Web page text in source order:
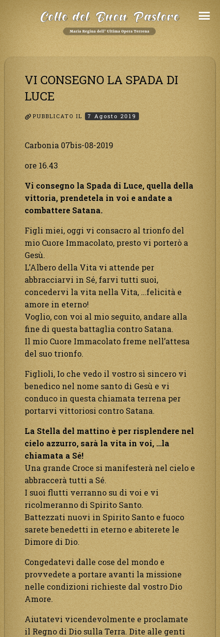
VI CONSEGNO LA SPADA DI
LUCE
PUBBLICATO IL 7 Agosto 2019
Carbonia 07bis-08-2019
ore 16.43
Vi consegno la Spada di Luce, quella della
vittoria, prendetela in voi e andate a
combattere Satana.
Figli miei, oggi vi consacro al trionfo del
mio Cuore Immacolato, presto vi porterò a
Gesù.
L’Albero della Vita vi attende per
abbracciarvi in Sé, farvi tutti suoi,
concedervi la vita nella Vita, …felicità e
amore in eterno!
Voglio, con voi al mio seguito, andare alla
fine di questa battaglia contro Satana.
Il mio Cuore Immacolato freme nell’attesa
del suo trionfo.
Figlioli, Io che vedo il vostro sì sincero vi
benedico nel nome santo di Gesù e vi
conduco in questa chiamata terrena per
portarvi vittoriosi contro Satana.
La Stella del mattino è per risplendere nel
cielo azzurro, sarà la vita in voi, …la
chiamata a Sé!
Una grande Croce si manifesterà nel cielo e
abbraccerà tutti a Sé.
I suoi flutti verranno su di voi e vi
ricolmeranno di Spirito Santo.
Battezzati nuovi in Spirito Santo e fuoco
sarete benedetti in eterno e abiterete le
Dimore di Dio.
Congedatevi dalle cose del mondo e
provvedete a portare avanti la missione
nelle condizioni richieste dal vostro Dio
Amore.
Aiutatevi vicendevolmente e proclamate
il Regno di Dio sulla Terra. Dite alle genti